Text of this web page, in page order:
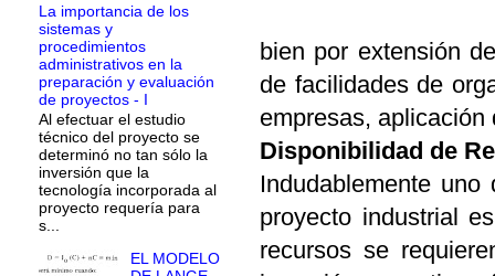
bien por extensión
de facilidades de
empresas,
Disponibilidad de
Indudablemente
proyecto industrial
recursos se
La importancia de los
sistemas y
procedimientos
administrativos en la
preparación y evaluación
de proyectos - I
Al efectuar el estudio
técnico del proyecto se
determinó no tan sólo la
inversión que la
tecnología incorporada al
proyecto requería para
s...
EL MODELO